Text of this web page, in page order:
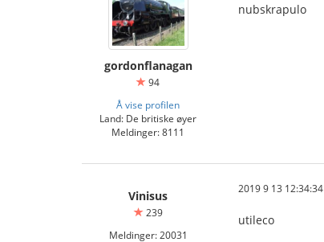
gordonflanagan
94
Å vise profilen
Land: De britiske øyer
Meldinger: 8111
nubskrapulo
Vinisus
239
Meldinger: 20031
2019 9 13 12:34:34
utileco